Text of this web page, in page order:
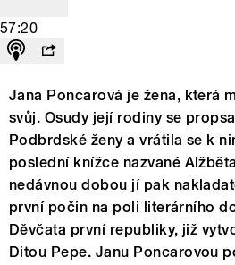
57:20
Jana Poncarová je žena, která
svůj. Osudy její rodiny se
Podbrdské ženy a vrátila se k
poslední knížce nazvané
nedávnou dobou jí pak
první počin na poli literárního
Děvčata první republiky, již
Ditou Pepe. Janu Poncarovou